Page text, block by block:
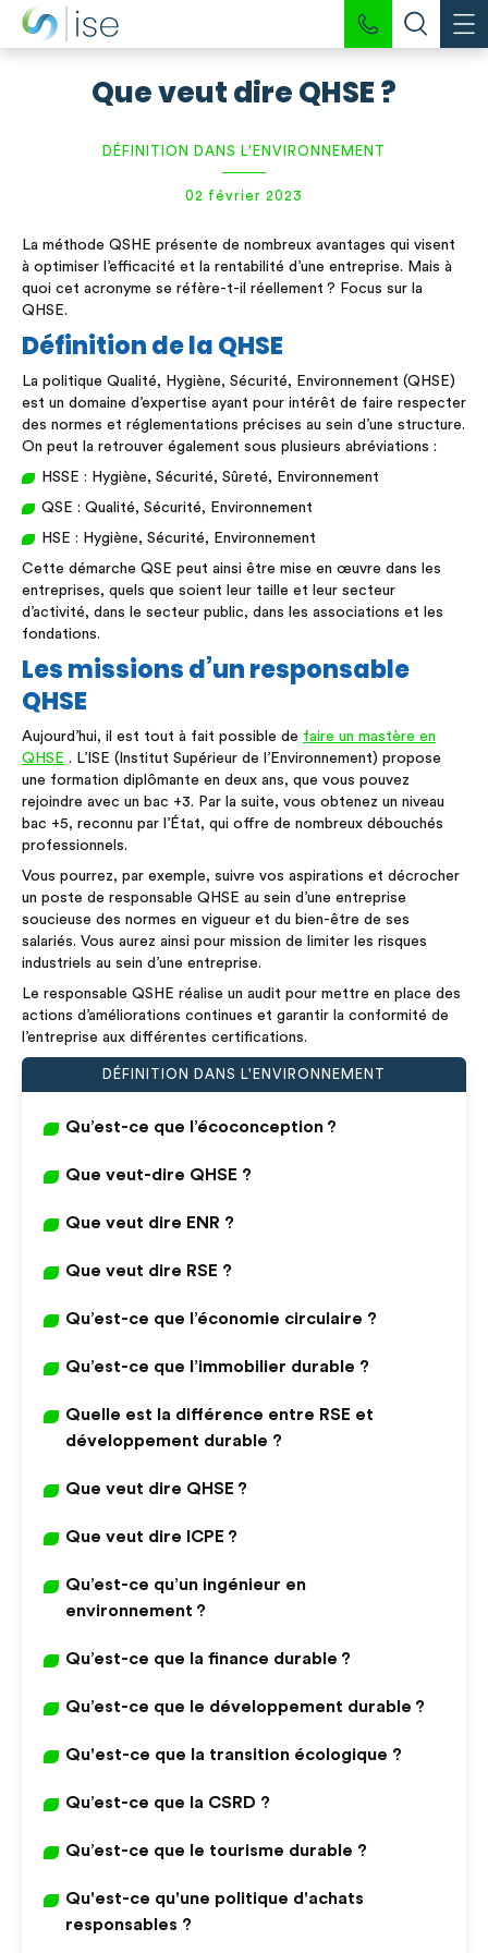
Que veut dire QHSE ?
DÉFINITION DANS L'ENVIRONNEMENT
02 février 2023
La méthode QSHE présente de nombreux avantages qui visent
à optimiser l’efficacité et la rentabilité d’une entreprise. Mais à
quoi cet acronyme se réfère-t-il réellement ? Focus sur la
QHSE.
Définition de la QHSE
La politique Qualité, Hygiène, Sécurité, Environnement (QHSE)
est un domaine d’expertise ayant pour intérêt de faire respecter
des normes et réglementations précises au sein d’une structure.
On peut la retrouver également sous plusieurs abréviations :
HSSE : Hygiène, Sécurité, Sûreté, Environnement
QSE : Qualité, Sécurité, Environnement
HSE : Hygiène, Sécurité, Environnement
Cette démarche QSE peut ainsi être mise en œuvre dans les
entreprises, quels que soient leur taille et leur secteur
d’activité, dans le secteur public, dans les associations et les
fondations.
Les missions d’un responsable
QHSE
Aujourd’hui, il est tout à fait possible de faire un mastère en
QHSE . L’ISE (Institut Supérieur de l’Environnement) propose
une formation diplômante en deux ans, que vous pouvez
rejoindre avec un bac +3. Par la suite, vous obtenez un niveau
bac +5, reconnu par l’État, qui offre de nombreux débouchés
professionnels.
Vous pourrez, par exemple, suivre vos aspirations et décrocher
un poste de responsable QHSE au sein d’une entreprise
soucieuse des normes en vigueur et du bien-être de ses
salariés. Vous aurez ainsi pour mission de limiter les risques
industriels au sein d’une entreprise.
Le responsable QSHE réalise un audit pour mettre en place des
actions d’améliorations continues et garantir la conformité de
l’entreprise aux différentes certifications.
DÉFINITION DANS L'ENVIRONNEMENT
Qu’est-ce que l’écoconception ?
Que veut-dire QHSE ?
Que veut dire ENR ?
Que veut dire RSE ?
Qu’est-ce que l’économie circulaire ?
Qu’est-ce que l’immobilier durable ?
Quelle est la différence entre RSE et
développement durable ?
Que veut dire QHSE ?
Que veut dire ICPE ?
Qu’est-ce qu’un ingénieur en
environnement ?
Qu’est-ce que la finance durable ?
Qu’est-ce que le développement durable ?
Qu'est-ce que la transition écologique ?
Qu’est-ce que la CSRD ?
Qu’est-ce que le tourisme durable ?
Qu'est-ce qu'une politique d'achats
responsables ?